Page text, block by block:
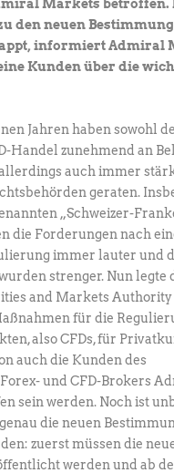
Markets betroffen.
den neuen
informiert Admiral
Kunden über die
Jahren haben sowohl
Handel zunehmend an
auch immer
geraten.
„Schweizer-
die Forderungen nach
immer lauter und
strenger. Nun legte
and Markets Authority
für die
also CFDs, für
auch die Kunden des
und CFD-Brokers
sein werden. Noch ist
die neuen
zuerst müssen die
werden und ab